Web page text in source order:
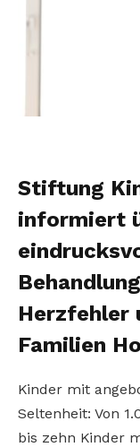
Stiftung
informiert
Herzfehler
Familien
Kinder mit
Seltenheit: Von
bis zehn Kinder